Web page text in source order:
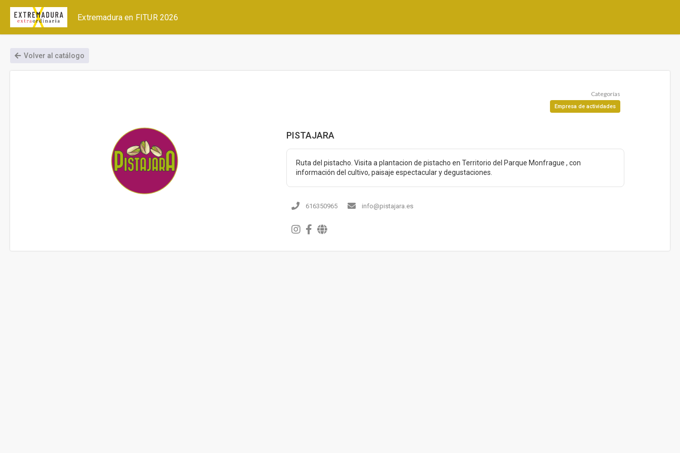
Extremadura en FITUR 2026
Volver al catálogo
Categorías
Empresa de actividades
PISTAJARA
Ruta del pistacho. Visita a plantacion de pistacho en Territorio del Parque Monfrague , con
información del cultivo, paisaje espectacular y degustaciones.
616350965 info@pistajara.es